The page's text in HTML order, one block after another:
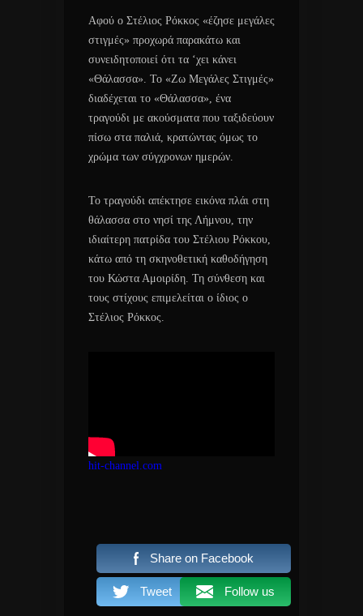
Αφού ο Στέλιος Ρόκκος «έζησε μεγάλες
στιγμές» προχωρά παρακάτω και
συνειδητοποιεί ότι τα ‘χει κάνει
«Θάλασσα». Το «Ζω Μεγάλες Στιγμές»
διαδέχεται το «Θάλασσα», ένα
τραγούδι με ακούσματα που ταξιδεύουν
πίσω στα παλιά, κρατώντας όμως το
χρώμα των σύγχρονων ημερών.
Το τραγούδι απέκτησε εικόνα πλάι στη
θάλασσα στο νησί της Λήμνου, την
ιδιαίτερη πατρίδα του Στέλιου Ρόκκου,
κάτω από τη σκηνοθετική καθοδήγηση
του Κώστα Αμοιρίδη. Τη σύνθεση και
τους στίχους επιμελείται ο ίδιος ο
Στέλιος Ρόκκος.
hit-channel.com
Share on Facebook
Tweet Follow us